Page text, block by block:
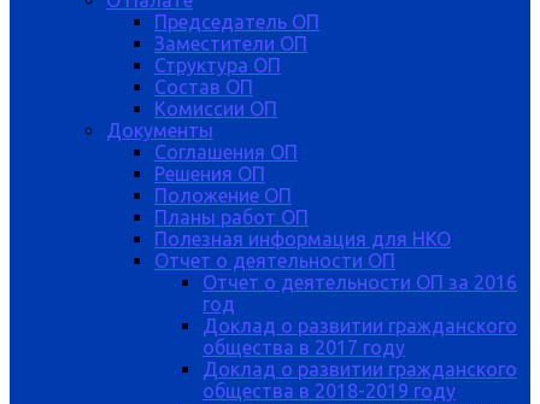
Председатель ОП
Заместители ОП
Структура ОП
Состав ОП
Комиссии ОП
Документы
Соглашения ОП
Решения ОП
Положение ОП
Планы работ ОП
Полезная информация для НКО
Отчет о деятельности ОП
Отчет о деятельности ОП за 2016
год
Доклад о развитии гражданского
общества в 2017 году
Доклад о развитии гражданского
общества в 2018-2019 году